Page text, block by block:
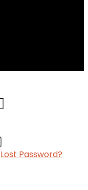
Lost Password?